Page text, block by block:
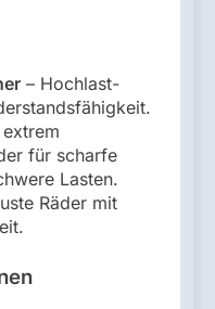
– Hochlast-
extrem
für scharfe
Lasten.
Räder mit